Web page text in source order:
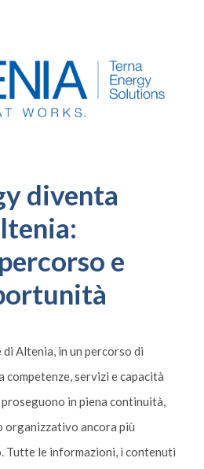
diventa
e
Altenia, in un percorso di
servizi e capacità
in piena continuità,
organizzativo ancora più
le informazioni, i contenuti